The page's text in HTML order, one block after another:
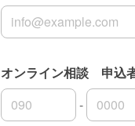
オンライン相談 申込
オンライン相談 申込
オンライン相談 申込
-
オンライン相談 申込
オンライン相談 申込